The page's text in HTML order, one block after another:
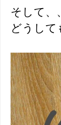
そして、
どうし